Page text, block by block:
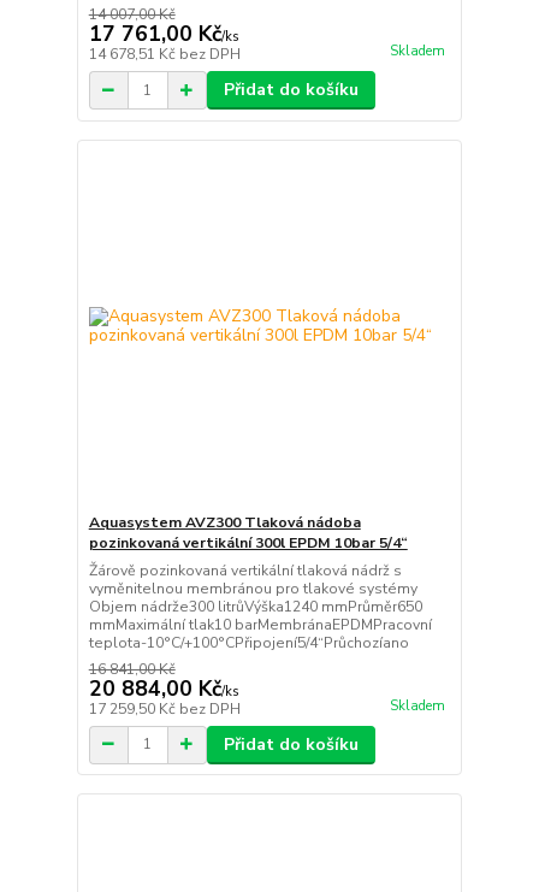
14 007,00 Kč
17 761,00 Kč/ks
14 678,51 Kč bez DPH Skladem
Přidat do košíku
Aquasystem AVZ300 Tlaková nádoba
pozinkovaná vertikální 300l EPDM 10bar 5/4“
Žárově pozinkovaná vertikální tlaková nádrž s
vyměnitelnou membránou pro tlakové systémy
Objem nádrže300 litrůVýška1240 mmPrůměr650
mmMaximální tlak10 barMembránaEPDMPracovní
teplota-10°C/+100°CPřipojení5/4“Průchozíano
16 841,00 Kč
20 884,00 Kč/ks
17 259,50 Kč bez DPH Skladem
Přidat do košíku